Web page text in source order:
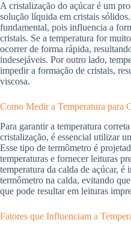
A cristalização do açúcar é um
solução líquida em cristais
fundamental, pois influencia a
cristais. Se a temperatura for
ocorrer de forma rápida,
indesejáveis. Por outro lado,
impedir a formação de cristais,
viscosa.
Como Medir a Temperatura para
Para garantir a temperatura
cristalização, é essencial utilizar
Esse tipo de termômetro é
temperaturas e fornecer leituras
temperatura da calda de açúcar, é
termômetro na calda, evitando
que pode resultar em leituras
Fatores que Influenciam a